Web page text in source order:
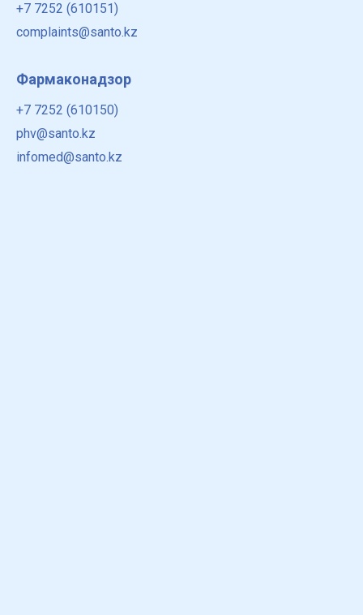
+7 7252 (610151)
complaints@santo.kz
Фармаконадзор
+7 7252 (610150)
phv@santo.kz
infomed@santo.kz